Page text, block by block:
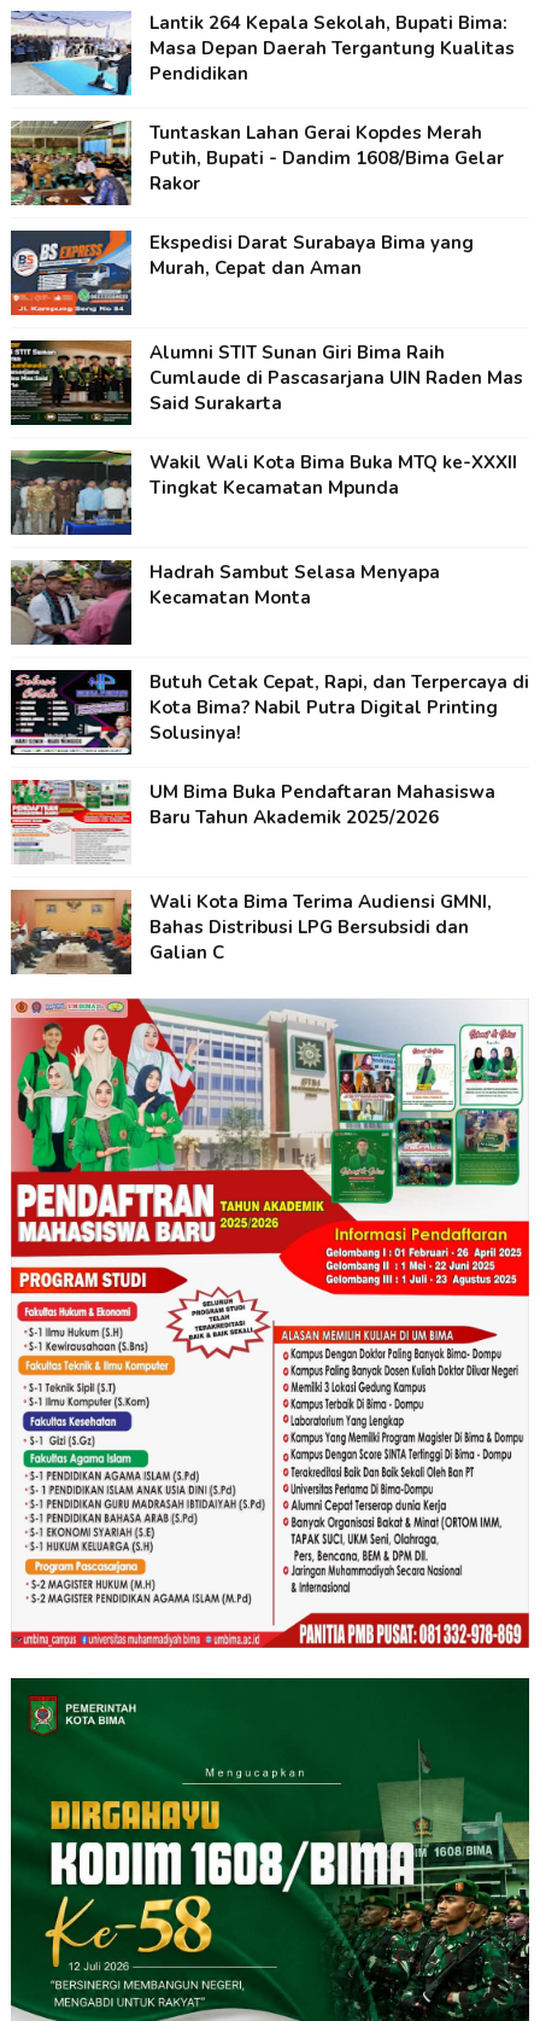
Lantik 264 Kepala Sekolah, Bupati Bima:
Masa Depan Daerah Tergantung Kualitas
Pendidikan
Tuntaskan Lahan Gerai Kopdes Merah
Putih, Bupati - Dandim 1608/Bima Gelar
Rakor
Ekspedisi Darat Surabaya Bima yang
Murah, Cepat dan Aman
Alumni STIT Sunan Giri Bima Raih
Cumlaude di Pascasarjana UIN Raden Mas
Said Surakarta
Wakil Wali Kota Bima Buka MTQ ke-XXXII
Tingkat Kecamatan Mpunda
Hadrah Sambut Selasa Menyapa
Kecamatan Monta
Butuh Cetak Cepat, Rapi, dan Terpercaya di
Kota Bima? Nabil Putra Digital Printing
Solusinya!
UM Bima Buka Pendaftaran Mahasiswa
Baru Tahun Akademik 2025/2026
Wali Kota Bima Terima Audiensi GMNI,
Bahas Distribusi LPG Bersubsidi dan
Galian C